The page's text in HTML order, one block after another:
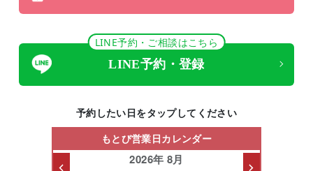
LINE予約・ご相談はこちら
LINE予約・登録
予約したい日をタップしてください
もとび営業日カレンダー
2026年 8月